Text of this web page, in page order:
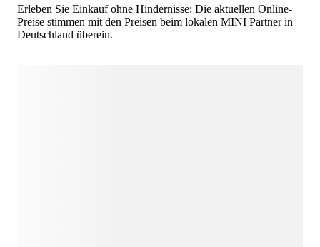
Erleben Sie Einkauf ohne Hindernisse: Die aktuellen Online-
Preise stimmen mit den Preisen beim lokalen MINI Partner in
Deutschland überein.